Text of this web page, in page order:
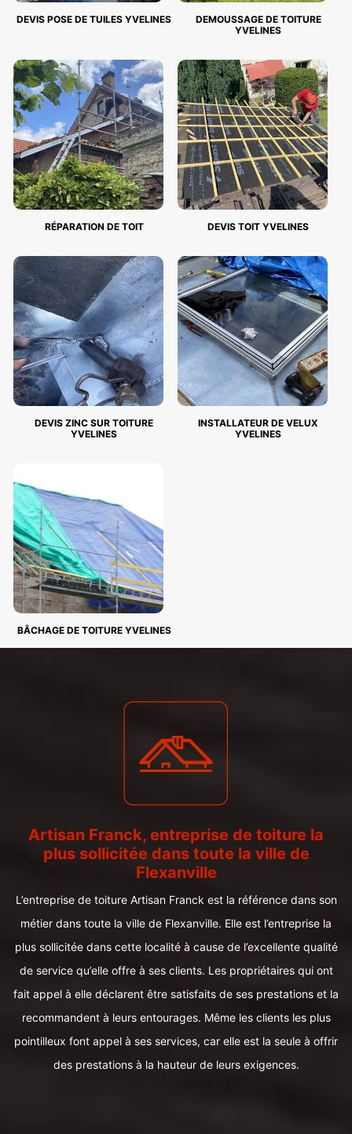
DEVIS POSE DE TUILES YVELINES
DEMOUSSAGE DE TOITURE
YVELINES
RÉPARATION DE TOIT DEVIS TOIT YVELINES
DEVIS ZINC SUR TOITURE
YVELINES
INSTALLATEUR DE VELUX
YVELINES
BÂCHAGE DE TOITURE YVELINES
Artisan Franck, entreprise de toiture la
plus sollicitée dans toute la ville de
Flexanville
L’entreprise de toiture Artisan Franck est la référence dans son
métier dans toute la ville de Flexanville. Elle est l’entreprise la
plus sollicitée dans cette localité à cause de l’excellente qualité
de service qu’elle offre à ses clients. Les propriétaires qui ont
fait appel à elle déclarent être satisfaits de ses prestations et la
recommandent à leurs entourages. Même les clients les plus
pointilleux font appel à ses services, car elle est la seule à offrir
des prestations à la hauteur de leurs exigences.